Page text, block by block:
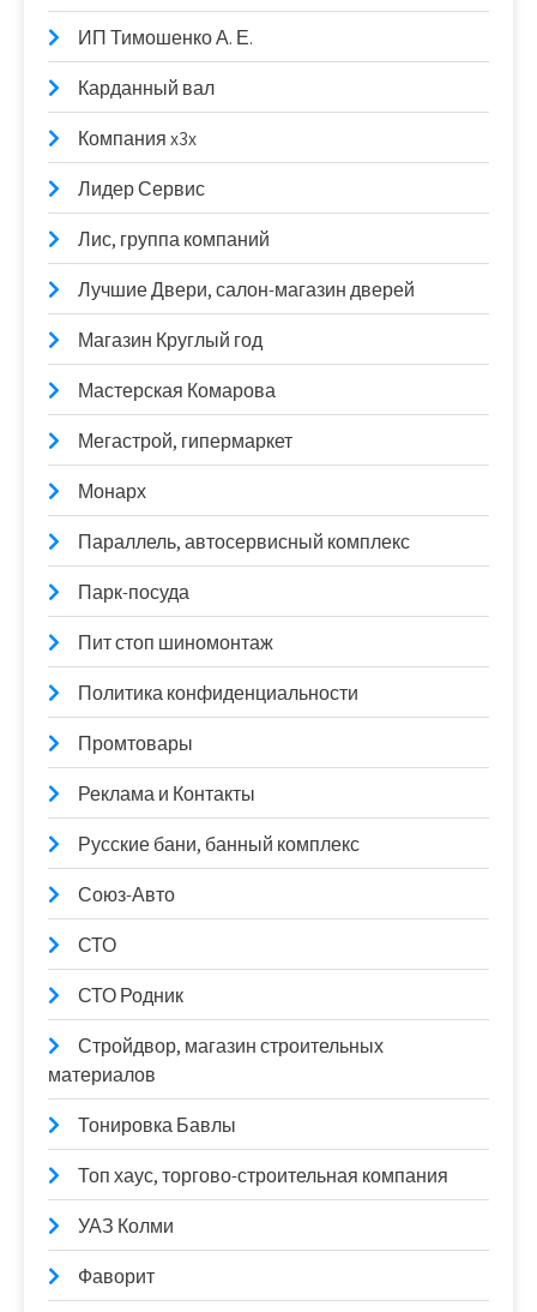
ИП Тимошенко А. Е.
Карданный вал
Компания x3x
Лидер Сервис
Лис, группа компаний
Лучшие Двери, салон-магазин дверей
Магазин Круглый год
Мастерская Комарова
Мегастрой, гипермаркет
Монарх
Параллель, автосервисный комплекс
Парк-посуда
Пит стоп шиномонтаж
Политика конфиденциальности
Промтовары
Реклама и Контакты
Русские бани, банный комплекс
Союз-Авто
СТО
СТО Родник
Стройдвор, магазин строительных
материалов
Тонировка Бавлы
Топ хаус, торгово-строительная компания
УАЗ Колми
Фаворит